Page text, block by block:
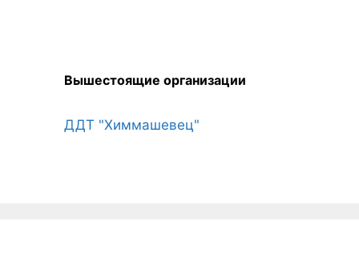
Вышестоящие организации
ДДТ "Химмашевец"